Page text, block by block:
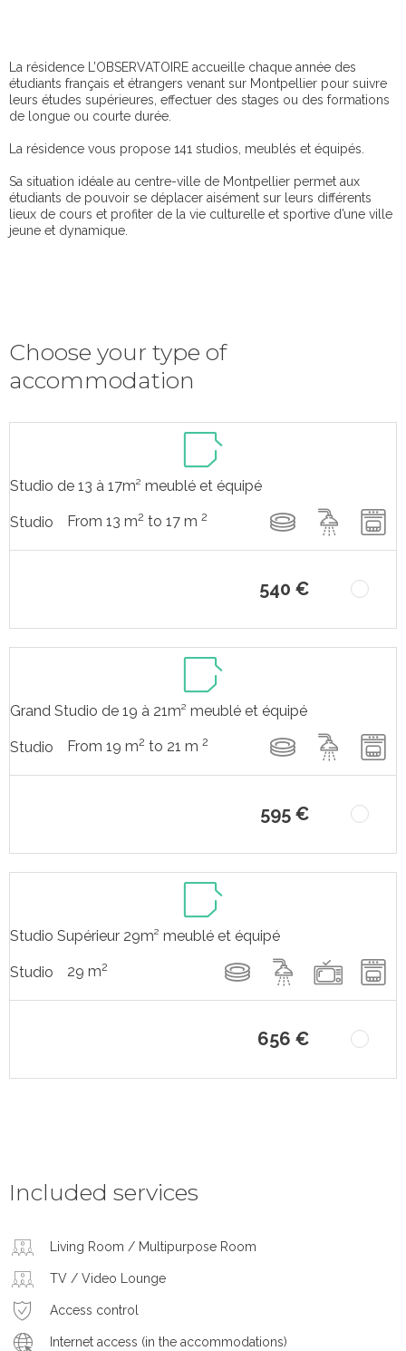
La résidence L’OBSERVATOIRE accueille chaque année des
étudiants français et étrangers venant sur Montpellier pour suivre
leurs études supérieures, effectuer des stages ou des formations
de longue ou courte durée.
La résidence vous propose 141 studios, meublés et équipés.
Sa situation idéale au centre-ville de Montpellier permet aux
étudiants de pouvoir se déplacer aisément sur leurs différents
lieux de cours et profiter de la vie culturelle et sportive d’une ville
jeune et dynamique.
Choose your type of
accommodation
Studio de 13 à 17m² meublé et équipé
Studio From 13 m2 to 17 m 2
540 €
Grand Studio de 19 à 21m² meublé et équipé
Studio From 19 m2 to 21 m 2
595 €
Studio Supérieur 29m² meublé et équipé
Studio 29 m2
656 €
Included services
Living Room / Multipurpose Room
TV / Video Lounge
Access control
Internet access (in the accommodations)